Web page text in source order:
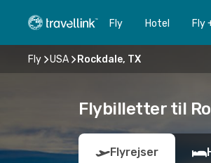
Fly Hotel Fly
Fly USA Rockdale, TX
Flybilletter til
Flyrejser